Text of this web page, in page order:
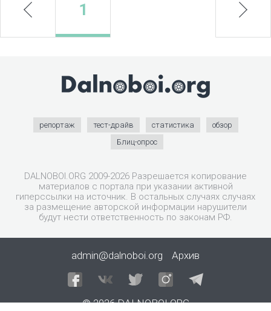
prev 1 next
репортаж тест-драйв статистика
обзор
Блиц-опрос
DALNOBOI.ORG 2009-2026 Разрешается копирование
материалов с портала при указании активной
гиперссылки на источник. В остальных случаях случаях
за размещение авторской информации нарушители
будут нести ответственность по законам РФ.
admin@dalnoboi.org Архив
© 2026 DALNOBOI.ORG